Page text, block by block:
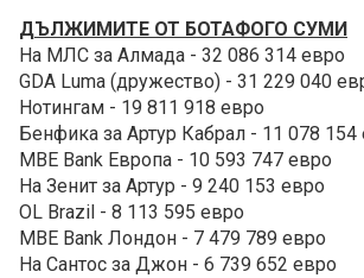
ДЪЛЖИМИТЕ ОТ БОТАФОГО СУМИ
На МЛС за Алмада - 32 086 314 евро
GDA Luma (дружество) - 31 229 040
Нотингам - 19 811 918 евро
Бенфика за Артур Кабрал - 11 078 154
MBE Bank Европа - 10 593 747 евро
На Зенит за Артур - 9 240 153 евро
OL Brazil - 8 113 595 евро
MBE Bank Лондон - 7 479 789 евро
На Сантос за Джон - 6 739 652 евро